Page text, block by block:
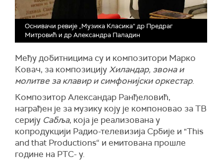
Оснивачи ревије „Музика Класика“ др Предраг
Митровић и др Александра Паладин
Међу добитницима су и композитори Марко
Ковач, за композицијуХиландар, звона и
молитве за клавир и симфонијски оркестар.
Композитор Александар Ранђеловић,
награђен је за музику коју је компоновао за ТВ
серију Сабља, која је реализована у
копродукцији Радио-телевизија Србије и "This
and that Productions“ и емитована прошле
године на РТС- у.